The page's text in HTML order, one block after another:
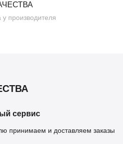
производителя
сервис
принимаем и доставляем заказы